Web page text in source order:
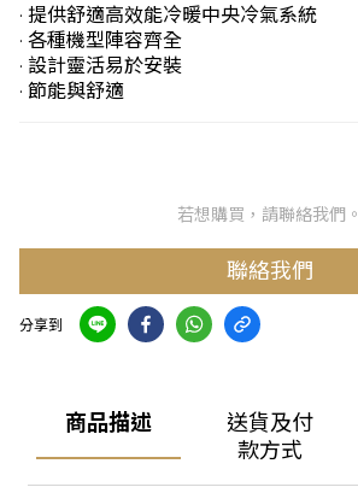
· 提供舒適高效能冷暖中央冷氣系統
· 各種機型陣容齊全
· 設計靈活易於安裝
· 節能與舒適
若想購買，請聯絡我們。
聯絡我們
分享到
商品描述
送貨及付
款方式